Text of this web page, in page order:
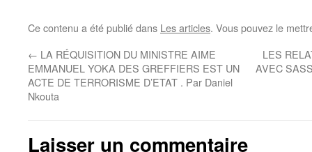
Ce contenu a été publié dans Les articles. Vous pouvez le
← LA RÉQUISITION DU MINISTRE AIME
EMMANUEL YOKA DES GREFFIERS EST UN
ACTE DE TERRORISME D’ETAT . Par Daniel
Nkouta
LES
AVEC
Laisser un commentaire